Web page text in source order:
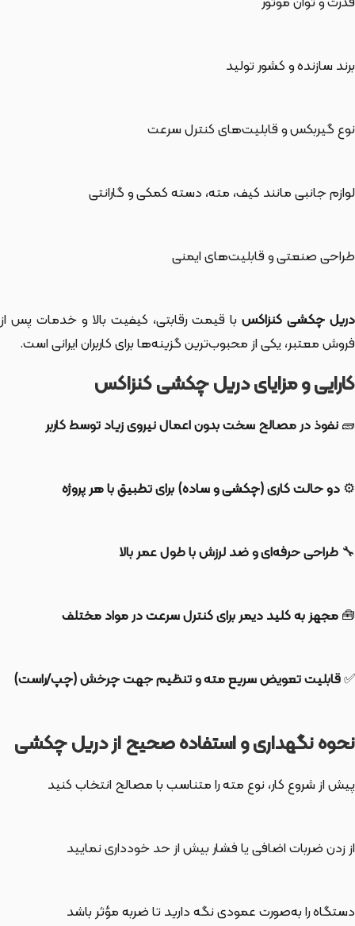
برند سازنده و کشور تولید
نوع گیربکس و قابلیت‌های کنترل سرعت
لوازم جانبی مانند کیف، مته، دسته کمکی و گارانتی
طراحی صنعتی و قابلیت‌های ایمنی
دریل چکشی کنزاکسبا قیمت رقابتی، کیفیت بالا و خدمات پس از
فروش معتبر، یکی از محبوب‌ترین گزینه‌ها برای کاربران ایرانی است.
کارایی و مزایای دریل چکشی کنزاکس
🧱نفوذ در مصالح سخت بدون اعمال نیروی زیاد توسط کاربر
⚙️دو حالت کاری (چکشی و ساده) برای تطبیق با هر پروژه
🔧 طراحی حرفه‌ای و ضد لرزش با طول عمر بالا
🧰مجهز به کلید دیمر برای کنترل سرعت در مواد مختلف
✅قابلیت تعویض سریع مته و تنظیم جهت چرخش (چپ/راست)
نحوه نگهداری و استفاده صحیح از دریل چکشی
پیش از شروع کار، نوع مته را متناسب با مصالح انتخاب کنید
از زدن ضربات اضافی یا فشار بیش از حد خودداری نمایید
دستگاه را به‌صورت عمودی نگه دارید تا ضربه مؤثر باشد